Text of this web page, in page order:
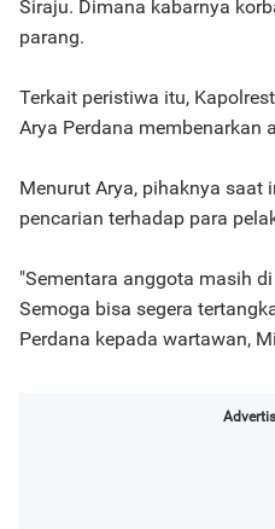
Siraju. Dimana kabarnya
parang.
Terkait peristiwa itu,
Arya Perdana membenarkan
Menurut Arya, pihaknya saat
pencarian terhadap para
"Sementara anggota masih
Semoga bisa segera
Perdana kepada wartawan,